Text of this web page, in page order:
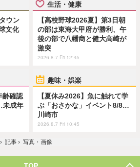
ウン
文化
生活・健康
【高校野球2026夏】第3日朝
の部は東海大甲府が勝利、午
後の部で八幡商と健大高崎が
激突
2026.8.7 Fri 12:45
齢確認
未成年
趣味・娯楽
【夏休み2026】魚に触れて学
ぶ「おさかな」イベント8/8…
川崎市
2026.8.7 Fri 10:45
› 記事 › 写真・画像